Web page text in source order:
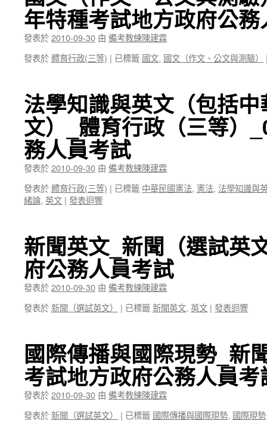
年特種考試地方政府公
發表於2010-09-30 由 備考教練陳建霖
發表於體育行政(三等) | 已標籤 國文, 國文（作文、公文與測驗）
法學知識與英文（包括
文）_體育行政（三等）
務人員考試
發表於2010-09-30 由 備考教練陳建霖
發表於體育行政(三等) | 已標籤 中華民國憲法, 憲法, 法學知識與
緒論, 英文 | 發表迴響
新聞英文_新聞（選試英
府公務人員考試
發表於2010-09-30 由 備考教練陳建霖
發表於新聞（選試英文） | 已標籤新聞英文, 英文 | 發表迴響
國際傳播與國際現勢_新
考試地方政府公務人員考
發表於2010-09-30 由 備考教練陳建霖
發表於新聞（選試英文） | 已標籤 國際傳播與國際現勢, 國際現勢